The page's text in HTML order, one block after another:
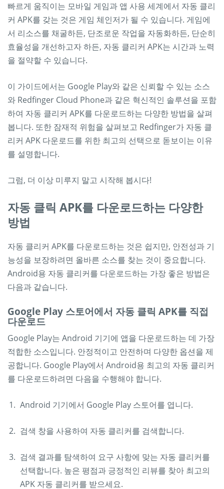
빠르게 움직이는 모바일 게임과 앱 사용 세계에서 자동 클리
커 APK를 갖는 것은 게임 체인저가 될 수 있습니다. 게임에
서 리소스를 채굴하든, 단조로운 작업을 자동화하든, 단순히
효율성을 개선하고자 하든, 자동 클리커 APK는 시간과 노력
을 절약할 수 있습니다.
이 가이드에서는 Google Play와 같은 신뢰할 수 있는 소스
와 Redfinger Cloud Phone과 같은 혁신적인 솔루션을 포함
하여 자동 클리커 APK를 다운로드하는 다양한 방법을 살펴
봅니다. 또한 잠재적 위험을 살펴보고 Redfinger가 자동 클
리커 APK 다운로드를 위한 최고의 선택으로 돋보이는 이유
를 설명합니다.
그럼, 더 이상 미루지 말고 시작해 봅시다!
자동 클릭 APK를 다운로드하는 다양한
방법
자동 클리커 APK를 다운로드하는 것은 쉽지만, 안전성과 기
능성을 보장하려면 올바른 소스를 찾는 것이 중요합니다.
Android용 자동 클리커를 다운로드하는 가장 좋은 방법은
다음과 같습니다.
Google Play 스토어에서 자동 클릭 APK를 직접
다운로드
Google Play는 Android 기기에 앱을 다운로드하는 데 가장
적합한 소스입니다. 안정적이고 안전하며 다양한 옵션을 제
공합니다. Google Play에서 Android용 최고의 자동 클리커
를 다운로드하려면 다음을 수행해야 합니다.
Android 기기에서 Google Play 스토어를 엽니다.
검색 창을 사용하여 자동 클리커를 검색합니다.
검색 결과를 탐색하여 요구 사항에 맞는 자동 클리커를
선택합니다. 높은 평점과 긍정적인 리뷰를 찾아 최고의
APK 자동 클리커를 받으세요.